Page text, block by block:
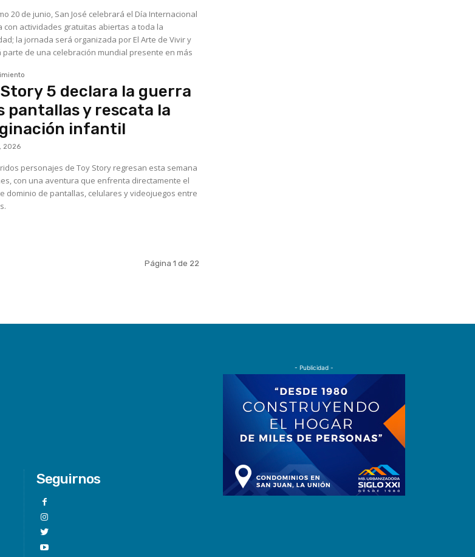
20 de junio, San José celebrará el Día Internacional
con actividades gratuitas abiertas a toda la
la jornada será organizada por El Arte de Vivir y
de una celebración mundial presente en más
Story 5 declara la guerra
pantallas y rescata la
infantil
2026
personajes de Toy Story regresan esta semana
con una aventura que enfrenta directamente el
dominio de pantallas, celulares y videojuegos entre
Página 1 de 22
Seguirnos
- Publicidad -